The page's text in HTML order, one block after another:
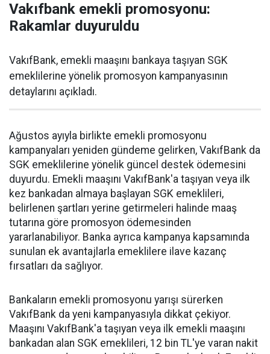
Vakıfbank emekli promosyonu:
Rakamlar duyuruldu
VakıfBank, emekli maaşını bankaya taşıyan SGK
emeklilerine yönelik promosyon kampanyasının
detaylarını açıkladı.
Ağustos ayıyla birlikte emekli promosyonu
kampanyaları yeniden gündeme gelirken, VakıfBank da
SGK emeklilerine yönelik güncel destek ödemesini
duyurdu. Emekli maaşını VakıfBank'a taşıyan veya ilk
kez bankadan almaya başlayan SGK emeklileri,
belirlenen şartları yerine getirmeleri halinde maaş
tutarına göre promosyon ödemesinden
yararlanabiliyor. Banka ayrıca kampanya kapsamında
sunulan ek avantajlarla emeklilere ilave kazanç
fırsatları da sağlıyor.
Bankaların emekli promosyonu yarışı sürerken
VakıfBank da yeni kampanyasıyla dikkat çekiyor.
Maaşını VakıfBank'a taşıyan veya ilk emekli maaşını
bankadan alan SGK emeklileri, 12 bin TL'ye varan nakit